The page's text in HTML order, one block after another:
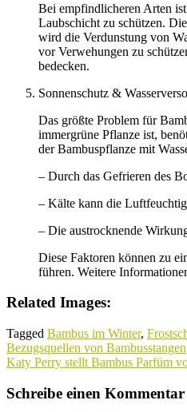
Bei empfindlicheren Arten
Laubschicht zu schützen.
wird die Verdunstung von
vor Verwehungen zu
bedecken.
Sonnenschutz &
Das größte Problem für
immergrüne Pflanze ist,
der Bambuspflanze mit
– Durch das Gefrieren des
– Kälte kann die
– Die austrocknende
Diese Faktoren können zu
führen. Weitere
Related Images:
Tagged Bambus im Winter,
Beitragsnavigation
Bezugsquellen von Bambusstangen
Katy Perry stellt Bambus Parfüm
Schreibe einen Kommentar